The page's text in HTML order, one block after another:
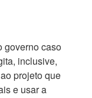
governo caso
inclusive,
projeto que
e usar a